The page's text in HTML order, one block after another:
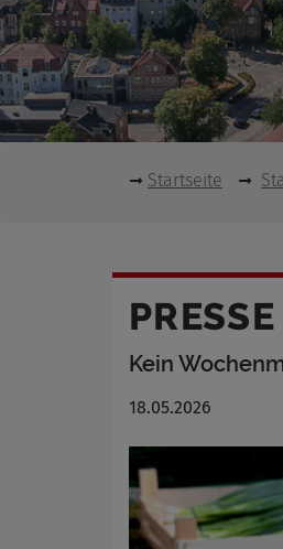
Startseite
PRESSE
Kein
18.05.2026